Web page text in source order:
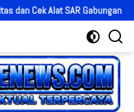
SAR Gabungan